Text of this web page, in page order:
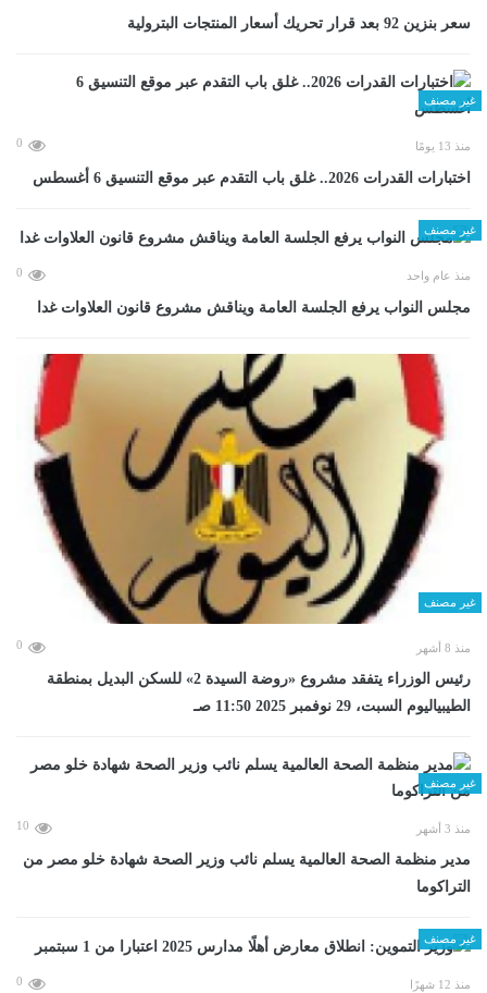
سعر بنزين 92 بعد قرار تحريك أسعار المنتجات البترولية
غير مصنف
منذ 13 يومًا 0
اختبارات القدرات 2026.. غلق باب التقدم عبر موقع التنسيق 6 أغسطس
غير مصنف
منذ عام واحد 0
مجلس النواب يرفع الجلسة العامة ويناقش مشروع قانون العلاوات غدا
غير مصنف
منذ 8 أشهر 0
رئيس الوزراء يتفقد مشروع «روضة السيدة 2» للسكن البديل بمنطقة
الطيبياليوم السبت، 29 نوفمبر 2025 11:50 صـ
غير مصنف
منذ 3 أشهر 10
مدير منظمة الصحة العالمية يسلم نائب وزير الصحة شهادة خلو مصر من
التراكوما
غير مصنف
منذ 12 شهرًا 0